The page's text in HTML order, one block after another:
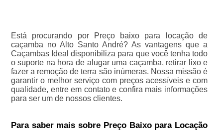
Está procurando por Preço baixo para locação de
caçamba no Alto Santo André? As vantagens que a
Caçambas Ideal disponibiliza para que você tenha todo
o suporte na hora de alugar uma caçamba, retirar lixo e
fazer a remoção de terra são inúmeras. Nossa missão é
garantir o melhor serviço com preços acessíveis e com
qualidade, entre em contato e confira mais informações
para ser um de nossos clientes.
Para saber mais sobre Preço Baixo para Locação